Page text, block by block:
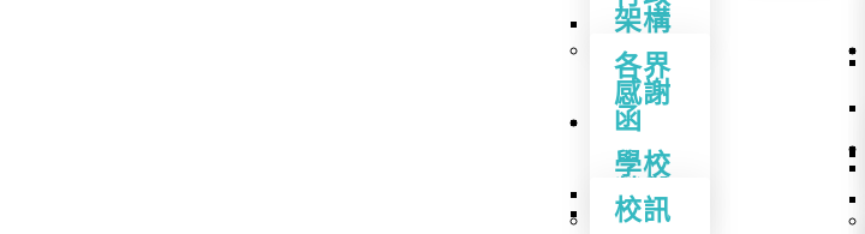
架構
各界
感謝
函
學校
榮譽
學校
影片
媒體
報導
校訊
計劃
書及
報告